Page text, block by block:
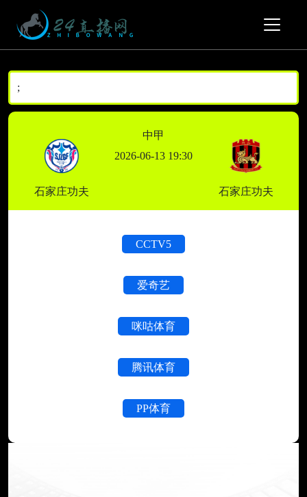
;
石家庄功夫
中甲
2026-06-13 19:30
石家庄功夫
CCTV5
爱奇艺
咪咕体育
腾讯体育
PP体育